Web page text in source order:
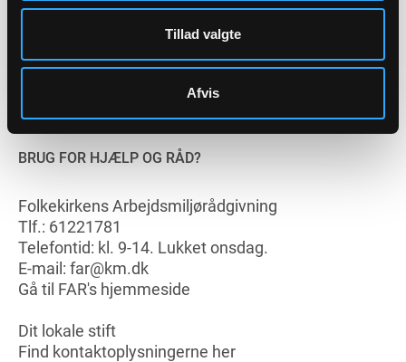
Tillad valgte
Afvis
Analyse af indhold og omfang af mobning blandt
præster i folkekirken (PDF)
BRUG FOR HJÆLP OG RÅD?
Folkekirkens Arbejdsmiljørådgivning
Tlf.: 61221781
Telefontid: kl. 9-14. Lukket onsdag.
E-mail: far@km.dk
Gå til FAR's hjemmeside
Dit lokale stift
Find kontaktoplysningerne her